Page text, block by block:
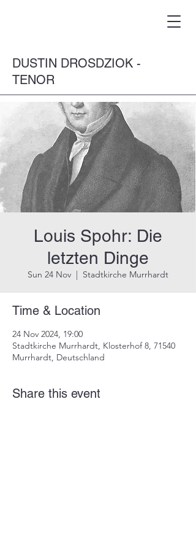
DUSTIN DROSDZIOK -
TENOR
Louis Spohr: Die
letzten Dinge
Sun 24 Nov
  |
Stadtkirche Murrhardt
Time & Location
24 Nov 2024, 19:00
Stadtkirche Murrhardt, Klosterhof 8, 71540
Murrhardt, Deutschland
Share this event